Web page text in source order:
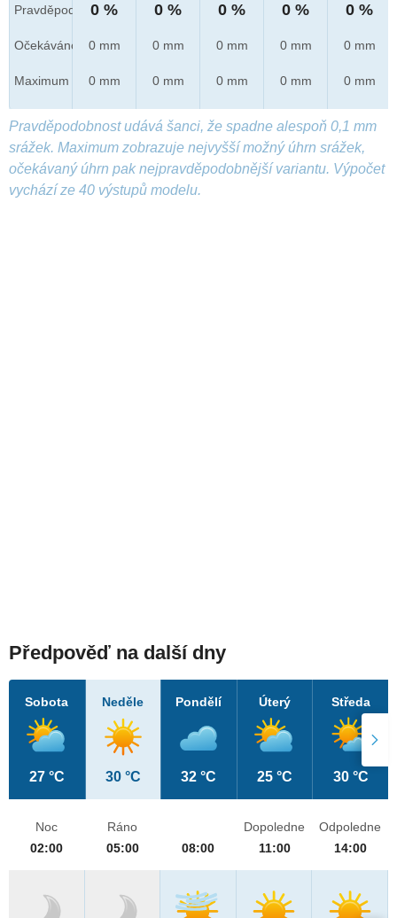
Pravděpod.
Očekáváno
Maximum
0 %
0 mm
0 mm
0 %
0 mm
0 mm
0 %
0 mm
0 mm
0 %
0 mm
0 mm
0 %
0 mm
0 mm
Pravděpodobnost udává šanci, že spadne alespoň 0,1 mm
srážek. Maximum zobrazuje nejvyšší možný úhrn srážek,
očekávaný úhrn pak nejpravděpodobnější variantu. Výpočet
vychází ze 40 výstupů modelu.
Předpověď na další dny
Sobota
27 °C
Neděle
30 °C
Pondělí
32 °C
Úterý
25 °C
Středa
30 °C
Noc
02:00
Ráno
05:00
08:00
Dopoledne
11:00
Odpoledne
14:00